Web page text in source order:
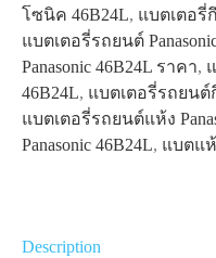
โซนิค 46B24L, แบตเตอรี่
แบตเตอรี่รถยนต์
Panasonic 46B24L ราคา,
46B24L, แบตเตอรี่รถยนต์
แบตเตอรี่รถยนต์แห้ง
Panasonic 46B24L, แบตแห้
Description